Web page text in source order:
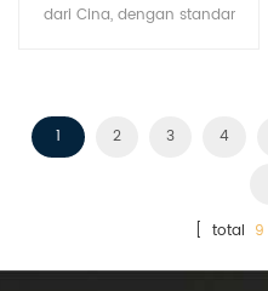
dari Cina, dengan standar
1 2 3 4
[ total 9